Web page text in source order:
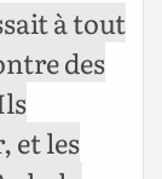
à tout
des
et les